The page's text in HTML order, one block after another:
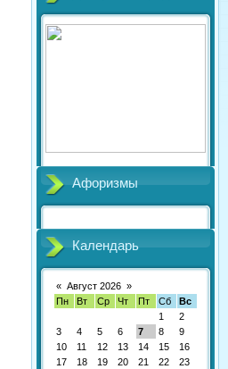
Афоризмы
Календарь
« Август 2026 »
Пн
Вт Ср Чт Пт Сб
Вс
1
2
3
4 5 6 7 8
9
10
11 12 13 14 15
16
17
18 19 20 21 22
23